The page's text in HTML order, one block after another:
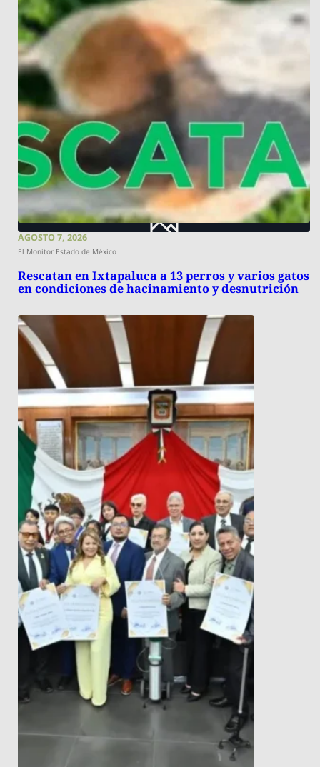
AGOSTO 7, 2026
El Monitor Estado de México
Rescatan en Ixtapaluca a 13 perros y varios gatos
en condiciones de hacinamiento y desnutrición